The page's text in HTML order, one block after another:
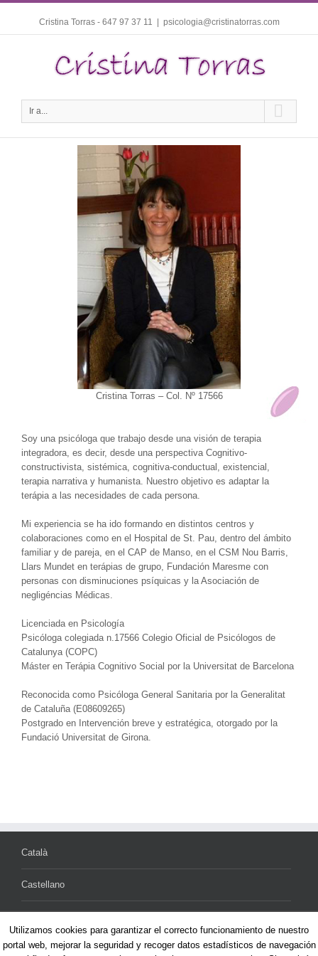
Cristina Torras - 647 97 37 11 psicologia@cristinatorras.com
Ir a...
Cristina Torras – Col. Nº 17566
Soy una psicóloga que trabajo desde una visión de terapia
integradora, es decir, desde una perspectiva Cognitivo-
constructivista, sistémica, cognitiva-conductual, existencial,
terapia narrativa y humanista. Nuestro objetivo es adaptar la
terápia a las necesidades de cada persona.
Mi experiencia se ha ido formando en distintos centros y
colaboraciones como en el Hospital de St. Pau, dentro del ámbito
familiar y de pareja, en el CAP de Manso, en el CSM Nou Barris,
Llars Mundet en terápias de grupo, Fundación Maresme con
personas con disminuciones psíquicas y la Asociación de
negligéncias Médicas.
Licenciada en Psicología
Psicóloga colegiada n.17566 Colegio Oficial de Psicólogos de
Catalunya (COPC)
Máster en Terápia Cognitivo Social por la Universitat de Barcelona
Reconocida como Psicóloga General Sanitaria por la Generalitat
de Cataluña (E08609265)
Postgrado en Intervención breve y estratégica, otorgado por la
Fundació Universitat de Girona.
Català
Castellano
Utilizamos cookies para garantizar el correcto funcionamiento de nuestro
portal web, mejorar la seguridad y recoger datos estadísticos de navegación